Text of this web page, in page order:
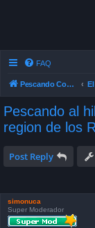
FAQ
Pescando Con Mosca
Pescando al
region de los
Post Reply
simonuca
Super Moderador